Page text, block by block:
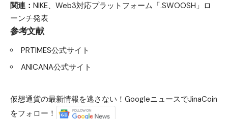
関連： NIKE、Web3対応プラットフォーム「.SWOOSH」ロ
ーンチ発表
参考文献
PRTIMES公式サイト
ANICANA公式サイト
仮想通貨の最新情報を逃さない！GoogleニュースでJinaCoin
をフォロー！